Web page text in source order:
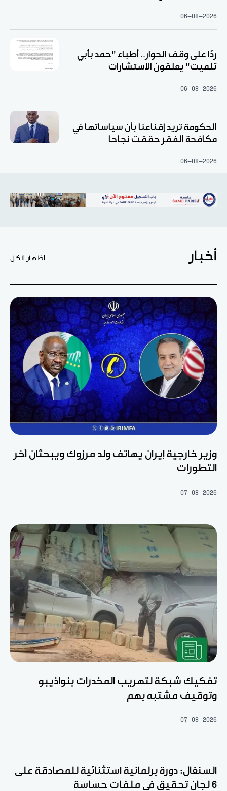
06-08-2026
ردّا على وقف الحوار.. أطباء "حمد بأبي
تلميت" يعلقون الاستشارات
06-08-2026
الحكومة تريد إقناعنا بأن سياساتها في
مكافحة الفقر حققت نجاحا
06-08-2026
أخبار اظهار الكل
وزير خارجية إيران يهاتف ولد مرزوك ويبحثان آخر
التطورات
07-08-2026
تفكيك شبكة لتهريب المخدرات بنواذيبو
وتوقيف مشتبه بهم
07-08-2026
السنغال: دورة برلمانية استثنائية للمصادقة على
6 لجان تحقيق في ملفات حساسة